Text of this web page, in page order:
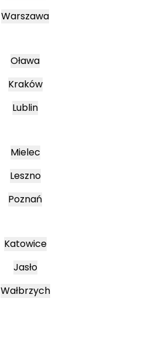
Warszawa
Oława
Kraków
Lublin
Mielec
Leszno
Poznań
Katowice
Jasło
Wałbrzych